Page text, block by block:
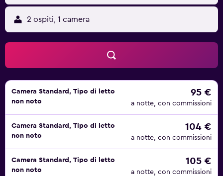
2 ospiti, 1 camera
Camera Standard, Tipo di letto
non noto
95 €
a notte, con commissioni
Camera Standard, Tipo di letto
non noto
104 €
a notte, con commissioni
Camera Standard, Tipo di letto
non noto
105 €
a notte, con commissioni